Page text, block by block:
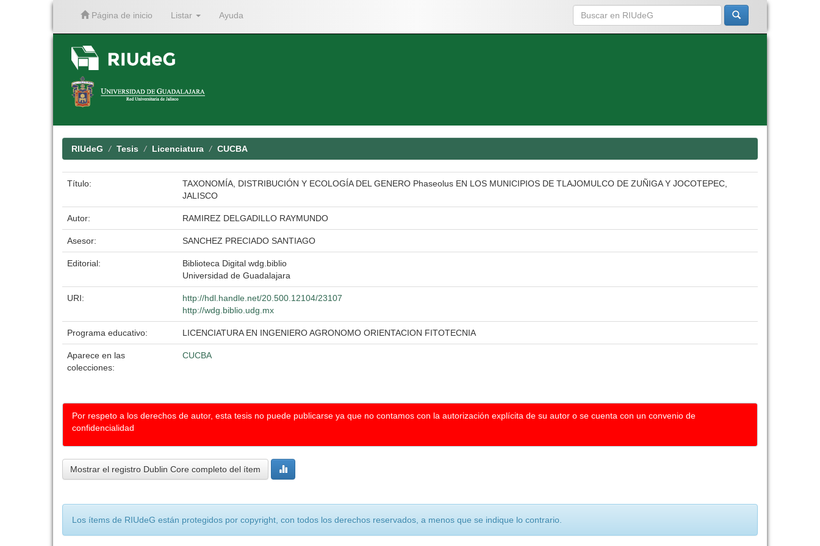
Página de inicio Listar Ayuda
RIUdeG Tesis Licenciatura CUCBA
Título:
TAXONOMÍA, DISTRIBUCIÓN Y ECOLOGÍA DEL GENERO Phaseolus EN LOS MUNICIPIOS DE TLAJOMULCO DE ZUÑIGA Y JOCOTEPEC,
JALISCO
Autor: RAMIREZ DELGADILLO RAYMUNDO
Asesor: SANCHEZ PRECIADO SANTIAGO
Editorial:
Biblioteca Digital wdg.biblio
Universidad de Guadalajara
URI:
http://hdl.handle.net/20.500.12104/23107
http://wdg.biblio.udg.mx
Programa educativo: LICENCIATURA EN INGENIERO AGRONOMO ORIENTACION FITOTECNIA
Aparece en las
colecciones:
CUCBA
Por respeto a los derechos de autor, esta tesis no puede publicarse ya que no contamos con la autorización explícita de su autor o se cuenta con un convenio de
confidencialidad
Mostrar el registro Dublin Core completo del ítem
Los ítems de RIUdeG están protegidos por copyright, con todos los derechos reservados, a menos que se indique lo contrario.